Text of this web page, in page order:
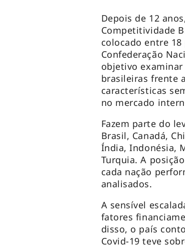
Depois de 12
Competitividade
colocado entre
Confederação
objetivo
brasileiras frente
características
no mercado
Fazem parte do
Brasil, Canadá,
Índia, Indonésia,
Turquia. A
cada nação
analisados.
A sensível
fatores
disso, o país
Covid-19 teve